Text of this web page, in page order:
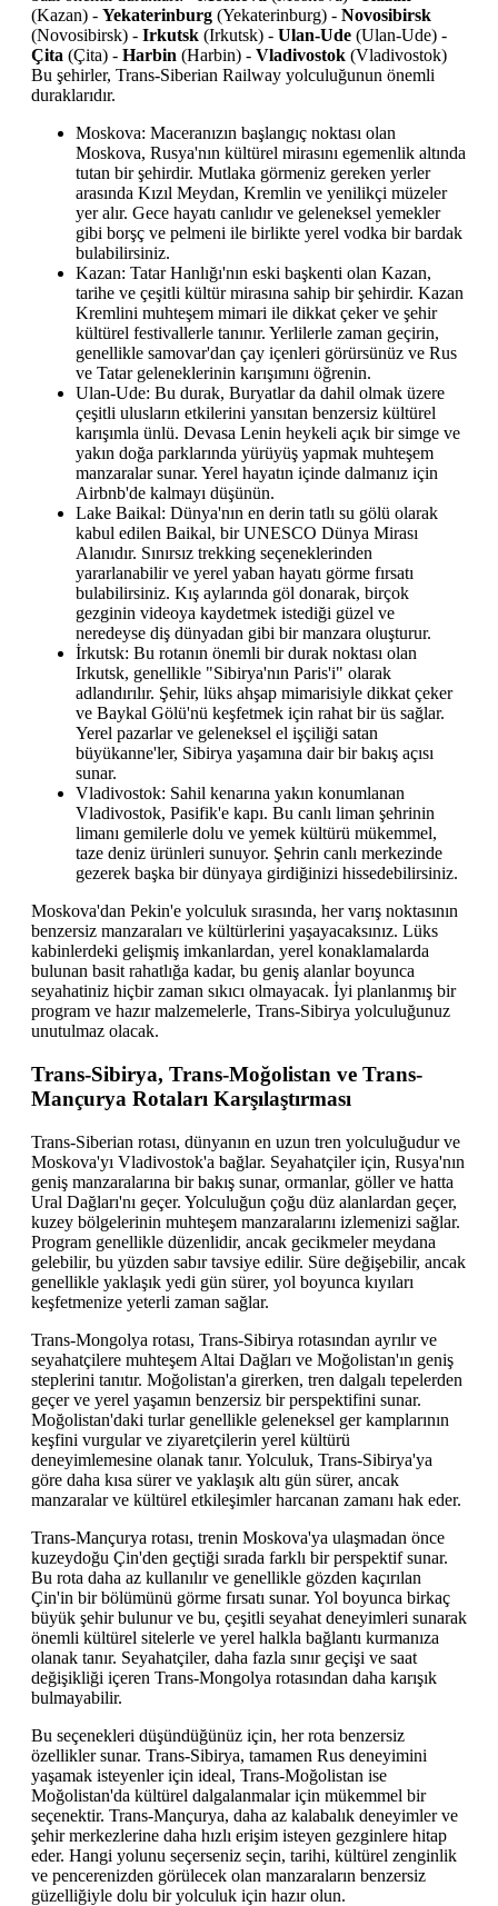
(Kazan) - Yekaterinburg (Yekaterinburg) - Novosibirsk
(Novosibirsk) - Irkutsk (Irkutsk) - Ulan-Ude (Ulan-Ude) -
Çita (Çita) - Harbin (Harbin) - Vladivostok (Vladivostok)
Bu şehirler, Trans-Siberian Railway yolculuğunun önemli
duraklarıdır.
Moskova: Maceranızın başlangıç noktası olan
Moskova, Rusya'nın kültürel mirasını egemenlik altında
tutan bir şehirdir. Mutlaka görmeniz gereken yerler
arasında Kızıl Meydan, Kremlin ve yenilikçi müzeler
yer alır. Gece hayatı canlıdır ve geleneksel yemekler
gibi borşç ve pelmeni ile birlikte yerel vodka bir bardak
bulabilirsiniz.
Kazan: Tatar Hanlığı'nın eski başkenti olan Kazan,
tarihe ve çeşitli kültür mirasına sahip bir şehirdir. Kazan
Kremlini muhteşem mimari ile dikkat çeker ve şehir
kültürel festivallerle tanınır. Yerlilerle zaman geçirin,
genellikle samovar'dan çay içenleri görürsünüz ve Rus
ve Tatar geleneklerinin karışımını öğrenin.
Ulan-Ude: Bu durak, Buryatlar da dahil olmak üzere
çeşitli ulusların etkilerini yansıtan benzersiz kültürel
karışımla ünlü. Devasa Lenin heykeli açık bir simge ve
yakın doğa parklarında yürüyüş yapmak muhteşem
manzaralar sunar. Yerel hayatın içinde dalmanız için
Airbnb'de kalmayı düşünün.
Lake Baikal: Dünya'nın en derin tatlı su gölü olarak
kabul edilen Baikal, bir UNESCO Dünya Mirası
Alanıdır. Sınırsız trekking seçeneklerinden
yararlanabilir ve yerel yaban hayatı görme fırsatı
bulabilirsiniz. Kış aylarında göl donarak, birçok
gezginin videoya kaydetmek istediği güzel ve
neredeyse diş dünyadan gibi bir manzara oluşturur.
İrkutsk: Bu rotanın önemli bir durak noktası olan
Irkutsk, genellikle "Sibirya'nın Paris'i" olarak
adlandırılır. Şehir, lüks ahşap mimarisiyle dikkat çeker
ve Baykal Gölü'nü keşfetmek için rahat bir üs sağlar.
Yerel pazarlar ve geleneksel el işçiliği satan
büyükanne'ler, Sibirya yaşamına dair bir bakış açısı
sunar.
Vladivostok: Sahil kenarına yakın konumlanan
Vladivostok, Pasifik'e kapı. Bu canlı liman şehrinin
limanı gemilerle dolu ve yemek kültürü mükemmel,
taze deniz ürünleri sunuyor. Şehrin canlı merkezinde
gezerek başka bir dünyaya girdiğinizi hissedebilirsiniz.
Moskova'dan Pekin'e yolculuk sırasında, her varış noktasının
benzersiz manzaraları ve kültürlerini yaşayacaksınız. Lüks
kabinlerdeki gelişmiş imkanlardan, yerel konaklamalarda
bulunan basit rahatlığa kadar, bu geniş alanlar boyunca
seyahatiniz hiçbir zaman sıkıcı olmayacak. İyi planlanmış bir
program ve hazır malzemelerle, Trans-Sibirya yolculuğunuz
unutulmaz olacak.
Trans-Sibirya, Trans-Moğolistan ve Trans-
Mançurya Rotaları Karşılaştırması
Trans-Siberian rotası, dünyanın en uzun tren yolculuğudur ve
Moskova'yı Vladivostok'a bağlar. Seyahatçiler için, Rusya'nın
geniş manzaralarına bir bakış sunar, ormanlar, göller ve hatta
Ural Dağları'nı geçer. Yolculuğun çoğu düz alanlardan geçer,
kuzey bölgelerinin muhteşem manzaralarını izlemenizi sağlar.
Program genellikle düzenlidir, ancak gecikmeler meydana
gelebilir, bu yüzden sabır tavsiye edilir. Süre değişebilir, ancak
genellikle yaklaşık yedi gün sürer, yol boyunca kıyıları
keşfetmenize yeterli zaman sağlar.
Trans-Mongolya rotası, Trans-Sibirya rotasından ayrılır ve
seyahatçilere muhteşem Altai Dağları ve Moğolistan'ın geniş
steplerini tanıtır. Moğolistan'a girerken, tren dalgalı tepelerden
geçer ve yerel yaşamın benzersiz bir perspektifini sunar.
Moğolistan'daki turlar genellikle geleneksel ger kamplarının
keşfini vurgular ve ziyaretçilerin yerel kültürü
deneyimlemesine olanak tanır. Yolculuk, Trans-Sibirya'ya
göre daha kısa sürer ve yaklaşık altı gün sürer, ancak
manzaralar ve kültürel etkileşimler harcanan zamanı hak eder.
Trans-Mançurya rotası, trenin Moskova'ya ulaşmadan önce
kuzeydoğu Çin'den geçtiği sırada farklı bir perspektif sunar.
Bu rota daha az kullanılır ve genellikle gözden kaçırılan
Çin'in bir bölümünü görme fırsatı sunar. Yol boyunca birkaç
büyük şehir bulunur ve bu, çeşitli seyahat deneyimleri sunarak
önemli kültürel sitelerle ve yerel halkla bağlantı kurmanıza
olanak tanır. Seyahatçiler, daha fazla sınır geçişi ve saat
değişikliği içeren Trans-Mongolya rotasından daha karışık
bulmayabilir.
Bu seçenekleri düşündüğünüz için, her rota benzersiz
özellikler sunar. Trans-Sibirya, tamamen Rus deneyimini
yaşamak isteyenler için ideal, Trans-Moğolistan ise
Moğolistan'da kültürel dalgalanmalar için mükemmel bir
seçenektir. Trans-Mançurya, daha az kalabalık deneyimler ve
şehir merkezlerine daha hızlı erişim isteyen gezginlere hitap
eder. Hangi yolunu seçerseniz seçin, tarihi, kültürel zenginlik
ve pencerenizden görülecek olan manzaraların benzersiz
güzelliğiyle dolu bir yolculuk için hazır olun.